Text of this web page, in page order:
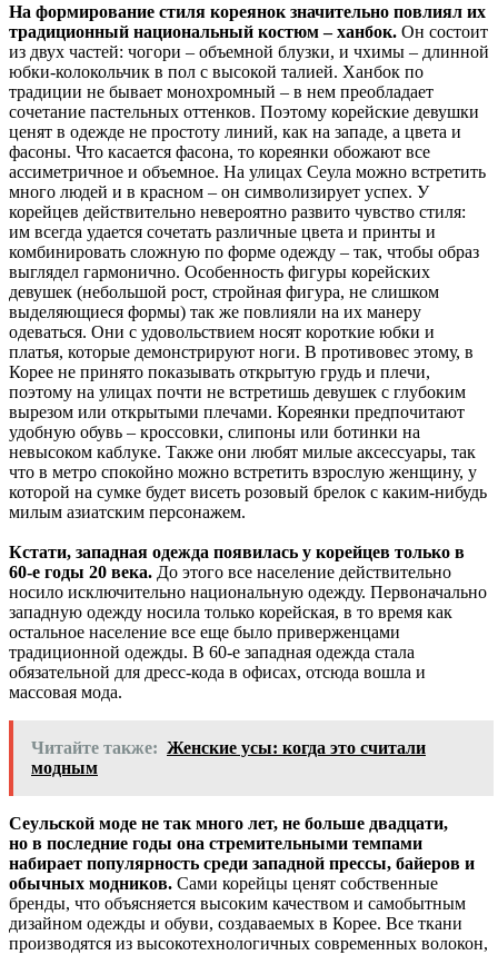
На формирование стиля кореянок значительно повлиял их
традиционный национальный костюм – ханбок. Он состоит
из двух частей: чогори – объемной блузки, и чхимы – длинной
юбки-колокольчик в пол с высокой талией. Ханбок по
традиции не бывает монохромный – в нем преобладает
сочетание пастельных оттенков. Поэтому корейские девушки
ценят в одежде не простоту линий, как на западе, а цвета и
фасоны. Что касается фасона, то кореянки обожают все
ассиметричное и объемное. На улицах Сеула можно встретить
много людей и в красном – он символизирует успех. У
корейцев действительно невероятно развито чувство стиля:
им всегда удается сочетать различные цвета и принты и
комбинировать сложную по форме одежду – так, чтобы образ
выглядел гармонично. Особенность фигуры корейских
девушек (небольшой рост, стройная фигура, не слишком
выделяющиеся формы) так же повлияли на их манеру
одеваться. Они с удовольствием носят короткие юбки и
платья, которые демонстрируют ноги. В противовес этому, в
Корее не принято показывать открытую грудь и плечи,
поэтому на улицах почти не встретишь девушек с глубоким
вырезом или открытыми плечами. Кореянки предпочитают
удобную обувь – кроссовки, слипоны или ботинки на
невысоком каблуке. Также они любят милые аксессуары, так
что в метро спокойно можно встретить взрослую женщину, у
которой на сумке будет висеть розовый брелок с каким-нибудь
милым азиатским персонажем.
Кстати, западная одежда появилась у корейцев только в
60-е годы 20 века. До этого все население действительно
носило исключительно национальную одежду. Первоначально
западную одежду носила только корейская, в то время как
остальное население все еще было приверженцами
традиционной одежды. В 60-е западная одежда стала
обязательной для дресс-кода в офисах, отсюда вошла и
массовая мода.
Читайте также: Женские усы: когда это считали
модным
Сеульской моде не так много лет, не больше двадцати,
но в последние годы она стремительными темпами
набирает популярность среди западной прессы, байеров и
обычных модников. Сами корейцы ценят собственные
бренды, что объясняется высоким качеством и самобытным
дизайном одежды и обуви, создаваемых в Корее. Все ткани
производятся из высокотехнологичных современных волокон,